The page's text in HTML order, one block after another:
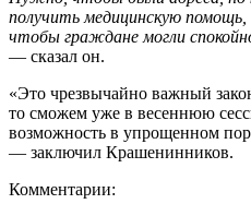
получить медицинскую помощь,
чтобы граждане могли
— сказал он.
«Это чрезвычайно важный
то сможем уже в весеннюю
возможность в упрощенном
— заключил Крашенинников.
Комментарии: